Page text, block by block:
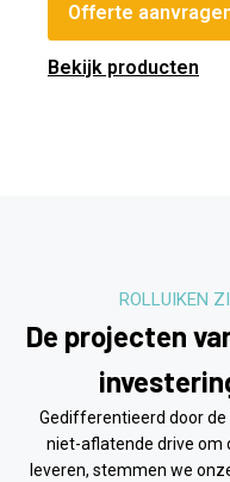
Offerte
Bekijk producten
ROLLUIKEN
De projecten
Gedifferentieerd door
niet-aflatende drive om
leveren, stemmen we